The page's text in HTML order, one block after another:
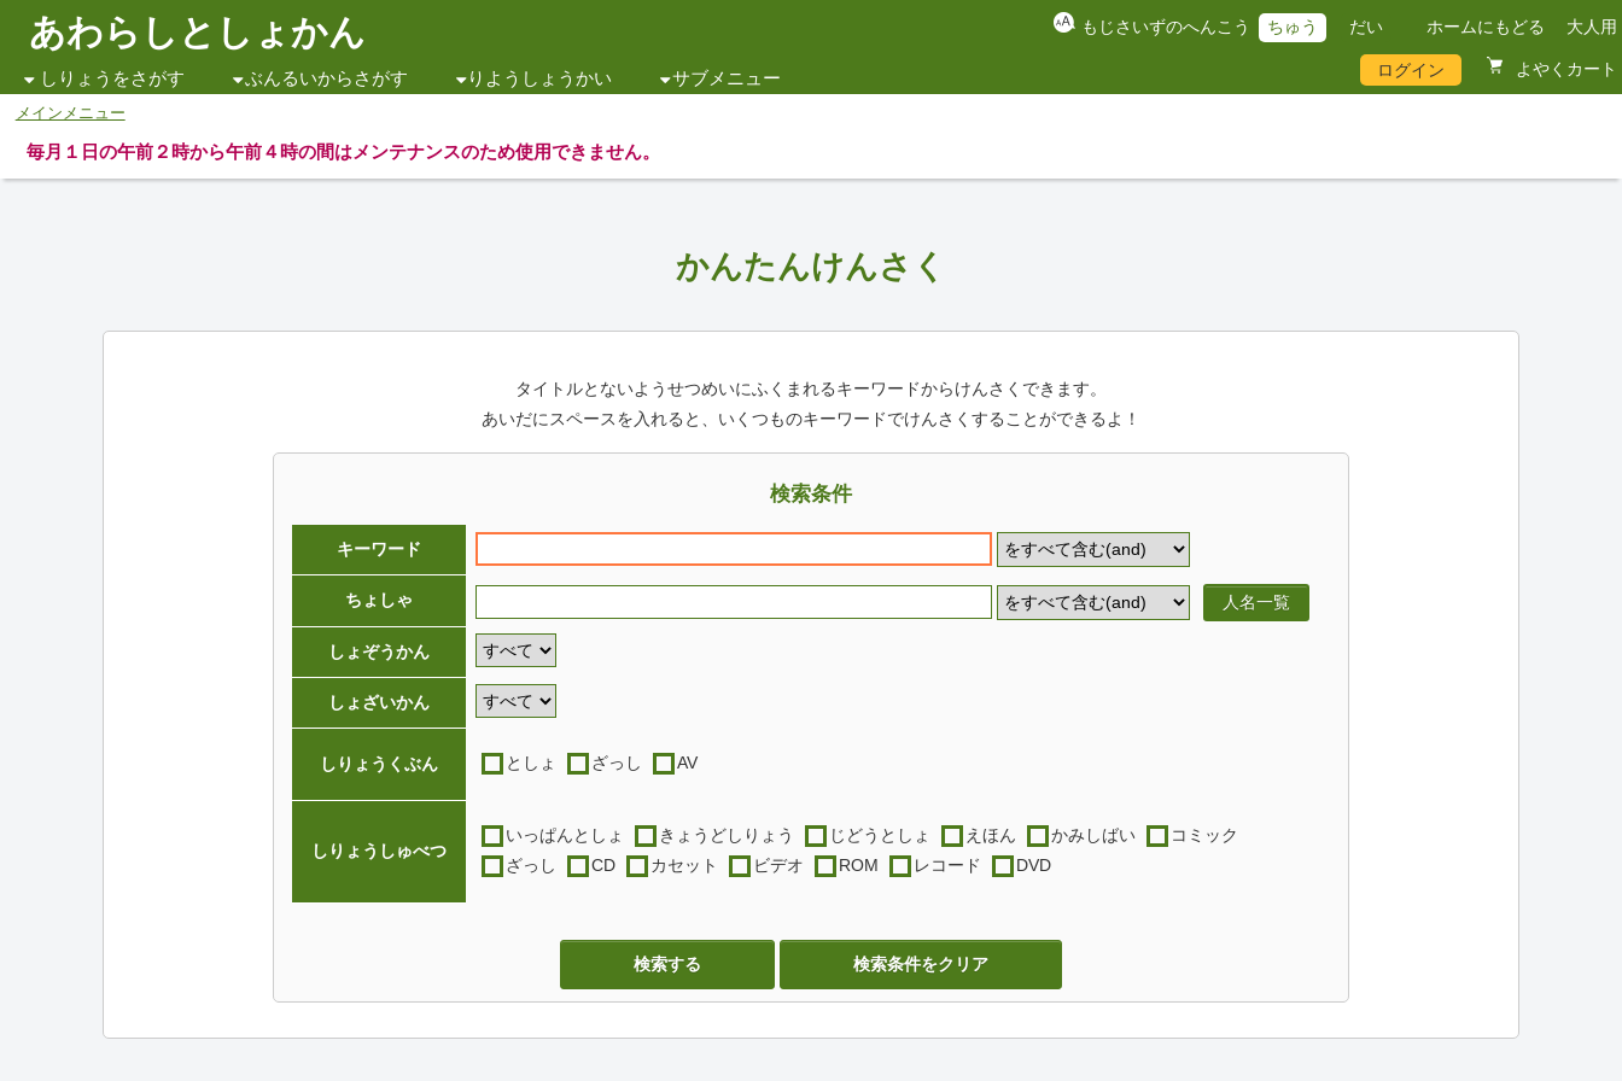
あわらしとしょかん
しりょうをさがす ぶんるいからさがす りようしょうかい サブメニュー
もじさいずのへんこう ちゅう だい ホームにもどる 大人用
ログイン よやくカート
メインメニュー
毎月１日の午前２時から午前４時の間はメンテナンスのため使用できません。
かんたんけんさく
タイトルとないようせつめいにふくまれるキーワードからけんさくできます。
あいだにスペースを入れると、いくつものキーワードでけんさくすることができるよ！
検索条件
キーワード
ちょしゃ 人名一覧
しょぞうかん
しょざいかん
しりょうくぶん としょ ざっし AV
しりょうしゅべつ
いっぱんとしょ きょうどしりょう じどうとしょ えほん かみしばい
コミック
ざっし
CD カセット ビデオ ROM レコード DVD
検索する 検索条件をクリア